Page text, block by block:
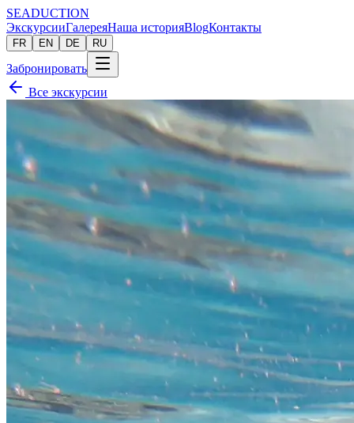
SEADUCTION
ЭкскурсииГалереяНаша историяBlogКонтакты
FR EN DE RU
Забронировать
Все экскурсии